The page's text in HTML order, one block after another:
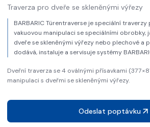
Traverza pro dveře se skleněnými výřezy
BARBARIC Türentraverse je speciální
vakuovou manipulaci se speciálními obrobky,
dveře se skleněnými výřezy nebo plechové a
dodává, instaluje a servisuje systémy
Dveřní traverza se 4 oválnými přísavkami
manipulaci s dveřmi se skleněnými výřezy.
Odeslat poptávku